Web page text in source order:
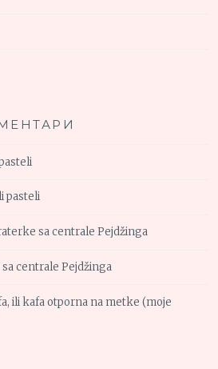
pasteli
sa centrale Pejdžinga
centrale Pejdžinga
ili kafa otporna na metke (moje